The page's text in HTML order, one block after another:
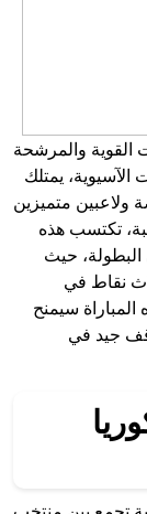
القوية والمرشحة
يمتلك
ولاعبين متميزين
تكتسب هذه
البطولة، حيث
نقاط في
المباراة سيمنح
جيد في